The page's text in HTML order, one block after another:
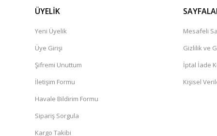
ÜYELİK
Yeni Üyelik
Üye Girişi
Şifremi Unuttum
İletişim Formu
Havale Bildirim Formu
Sipariş Sorgula
Kargo Takibi
Mesafeli
Gizlilik ve
İptal İade
Kişisel